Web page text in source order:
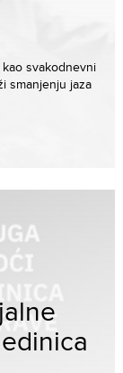
svakodnevni
smanjenju jaza